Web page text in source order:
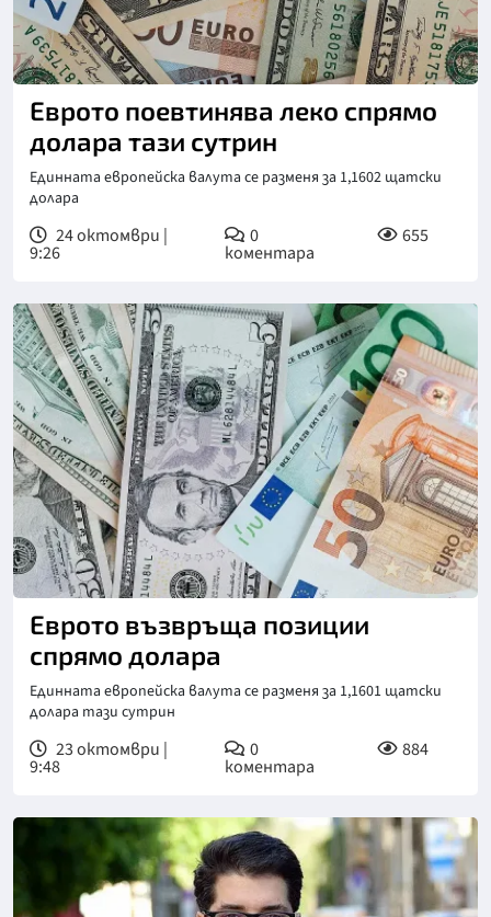
Еврото поевтинява леко спрямо
долара тази сутрин
Единната европейска валута се разменя за 1,1602 щатски
долара
24 октомври |
9:26
0
коментара
655
Снимка: Пекселс
Еврото възвръща позиции
спрямо долара
Единната европейска валута се разменя за 1,1601 щатски
долара тази сутрин
23 октомври |
9:48
0
коментара
884